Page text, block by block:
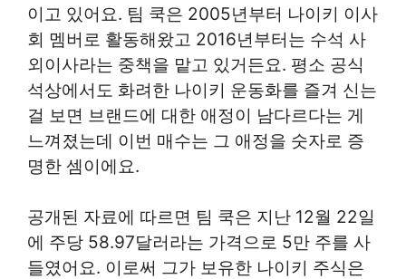
이고 있어요. 팀 쿡은 2005년부터 나이키 이사
회 멤버로 활동해왔고 2016년부터는 수석 사
외이사라는 중책을 맡고 있거든요. 평소 공식
석상에서도 화려한 나이키 운동화를 즐겨 신는
걸 보면 브랜드에 대한 애정이 남다르다는 게
느껴졌는데 이번 매수는 그 애정을 숫자로 증
명한 셈이에요.
공개된 자료에 따르면 팀 쿡은 지난 12월 22일
에 주당 58.97달러라는 가격으로 5만 주를 사
들였어요. 이로써 그가 보유한 나이키 주식은